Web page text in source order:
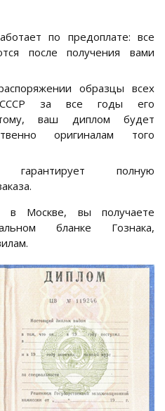
по предоплате: все
после получения вами
образцы всех
СССР за все годы его
ваш диплом будет
оригиналам того
полную
в Москве, вы получаете
бланке Гознака,